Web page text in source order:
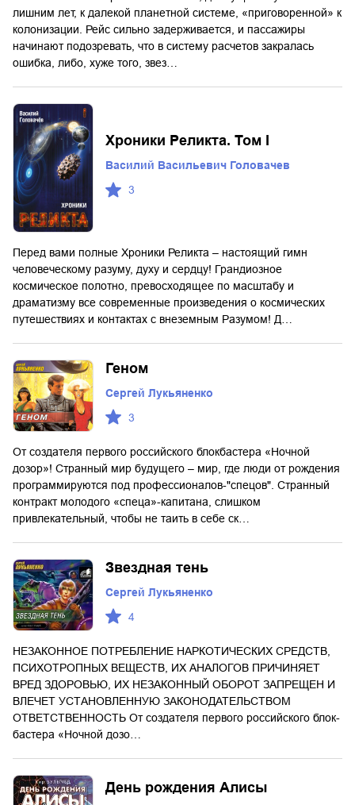
лишним лет, к далекой планетной системе, «приговоренной» к
колонизации. Рейс сильно задерживается, и пассажиры
начинают подозревать, что в систему расчетов закралась
ошибка, либо, хуже того, звез…
Хроники Реликта. Том I
Василий Васильевич Головачев
3
Перед вами полные Хроники Реликта – настоящий гимн
человеческому разуму, духу и сердцу! Грандиозное
космическое полотно, превосходящее по масштабу и
драматизму все современные произведения о космических
путешествиях и контактах с внеземным Разумом! Д…
Геном
Сергей Лукьяненко
3
От создателя первого российского блокбастера «Ночной
дозор»! Странный мир будущего – мир, где люди от рождения
программируются под профессионалов-"спецов". Странный
контракт молодого «спеца»-капитана, слишком
привлекательный, чтобы не таить в себе ск…
Звездная тень
Сергей Лукьяненко
4
НЕЗАКОННОЕ ПОТРЕБЛЕНИЕ НАРКОТИЧЕСКИХ СРЕДСТВ,
ПСИХОТРОПНЫХ ВЕЩЕСТВ, ИХ АНАЛОГОВ ПРИЧИНЯЕТ
ВРЕД ЗДОРОВЬЮ, ИХ НЕЗАКОННЫЙ ОБОРОТ ЗАПРЕЩЕН И
ВЛЕЧЕТ УСТАНОВЛЕННУЮ ЗАКОНОДАТЕЛЬСТВОМ
ОТВЕТСТВЕННОСТЬ От создателя первого российского блок-
бастера «Ночной дозо…
День рождения Алисы